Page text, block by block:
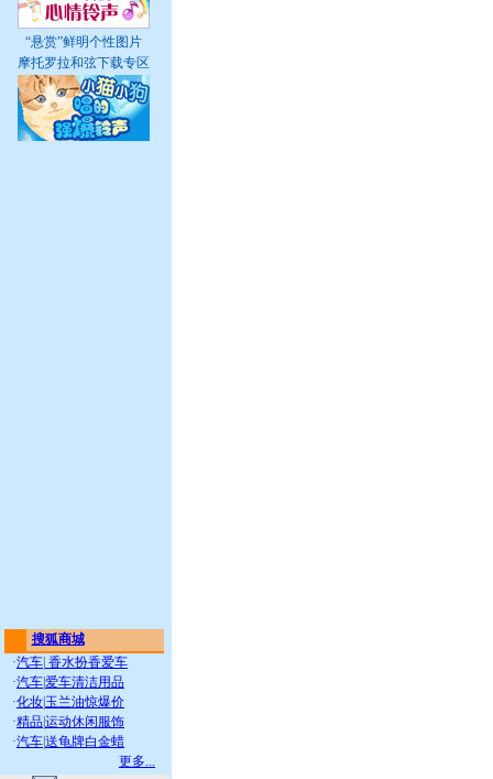
“悬赏”鲜明个性图片
摩托罗拉和弦下载专区
搜狐商城
·汽车 香水扮香爱车
·汽车爱车清洁用品
·化妆 玉兰油惊爆价
·精品运动休闲服饰
·汽车送龟牌白金蜡
更多...